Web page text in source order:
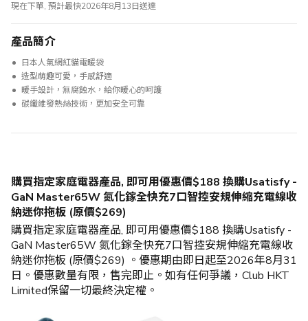
現在下單, 預計最快2026年8月13日送達
產品簡介
日本人氣網紅貓電暖袋
造型萌趣可愛，手感舒適
暖手設計，無腐蝕水，給你暖心的呵護
碳纖維發熱絲技術，更加安全可靠
購買指定家庭電器產品, 即可用優惠價$188 換購Usatisfy -
GaN Master65W 氮化鎵全快充7口智控安規伸縮充電線收
納迷你拖板 (原價$269)
購買指定家庭電器產品, 即可用優惠價$188 換購Usatisfy -
GaN Master65W 氮化鎵全快充7口智控安規伸縮充電線收
納迷你拖板 (原價$269) 。優惠期由即日起至2026年8月31
日。優惠數量有限，售完即止。如有任何爭議，Club HKT
Limited保留一切最終決定權。